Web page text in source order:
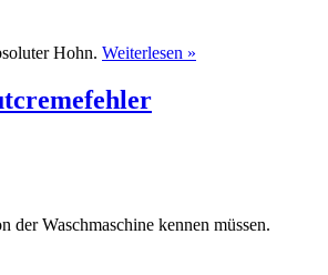
Hohn. Weiterlesen »
der Waschmaschine kennen müssen.